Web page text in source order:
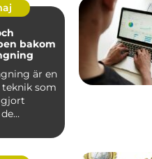
bakom
är en
teknik som